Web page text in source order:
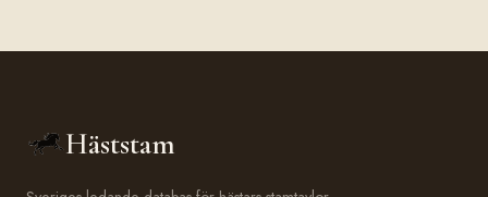
Häststam